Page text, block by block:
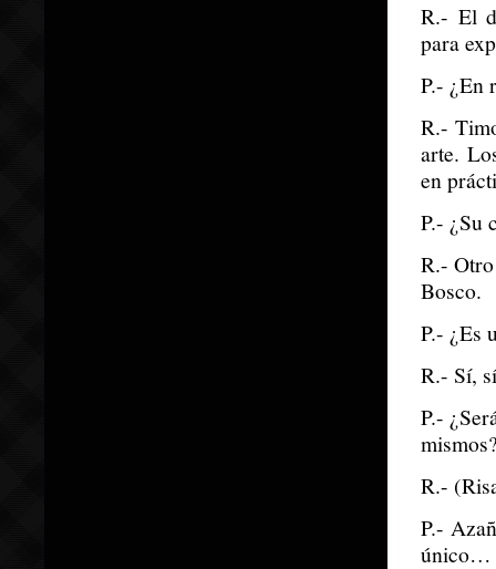
R.- El
para
P.- ¿En
R.-
arte.
en
P.- ¿Su
R.-
Bosco.
P.- ¿Es
R.- Sí,
P.-
R.-
P.-
único…